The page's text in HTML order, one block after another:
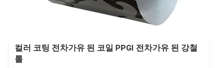
컬러 코팅 전차가유 된 코일 PPGI 전차가유 된 강철
롤